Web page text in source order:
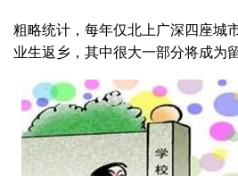
粗略统计，每年仅北上广深四座城
业生返乡，其中很大一部分将成为